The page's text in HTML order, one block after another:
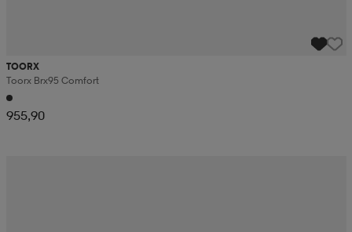
TOORX
Toorx Brx95 Comfort
955,90